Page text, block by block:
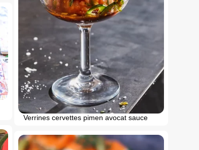
Verrines cervettes pimen avocat sauce